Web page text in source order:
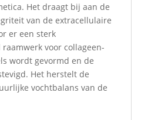
Het draagt bij aan de
van de extracellulaire
er een sterk
voor collageen-
wordt gevormd en de
Het herstelt de
vochtbalans van de